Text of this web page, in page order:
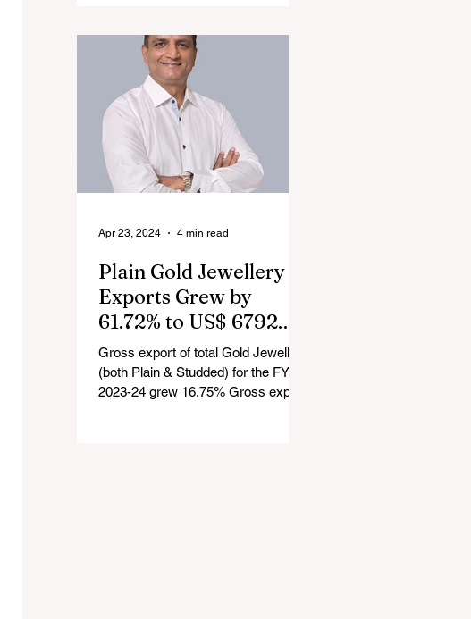
Plain Gold Jewellery
Exports Grew by
61.72% to US$ 6792.24
million in FY 2023-24
Gross export of total Gold Jewellery
(both Plain & Studded) for the FY
2023-24 grew 16.75% Gross export
Apr 23, 2024 4 min read